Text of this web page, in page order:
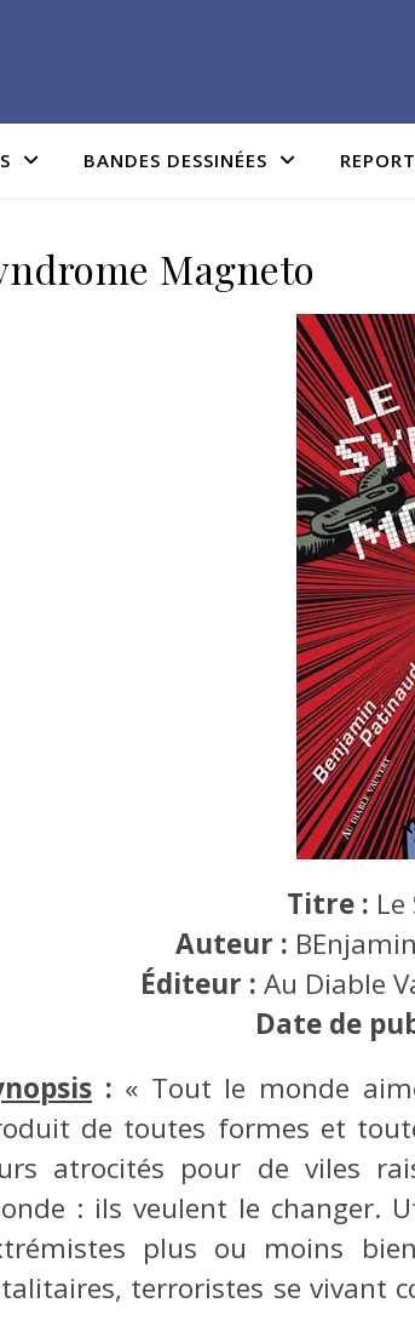
BANDES DESSINÉES
Magneto
Titre :
Auteur :
Éditeur : Au Diable
Date de
: « Tout le monde
de toutes formes et
atrocités pour de viles
: ils veulent le changer.
plus ou moins
terroristes se vivant